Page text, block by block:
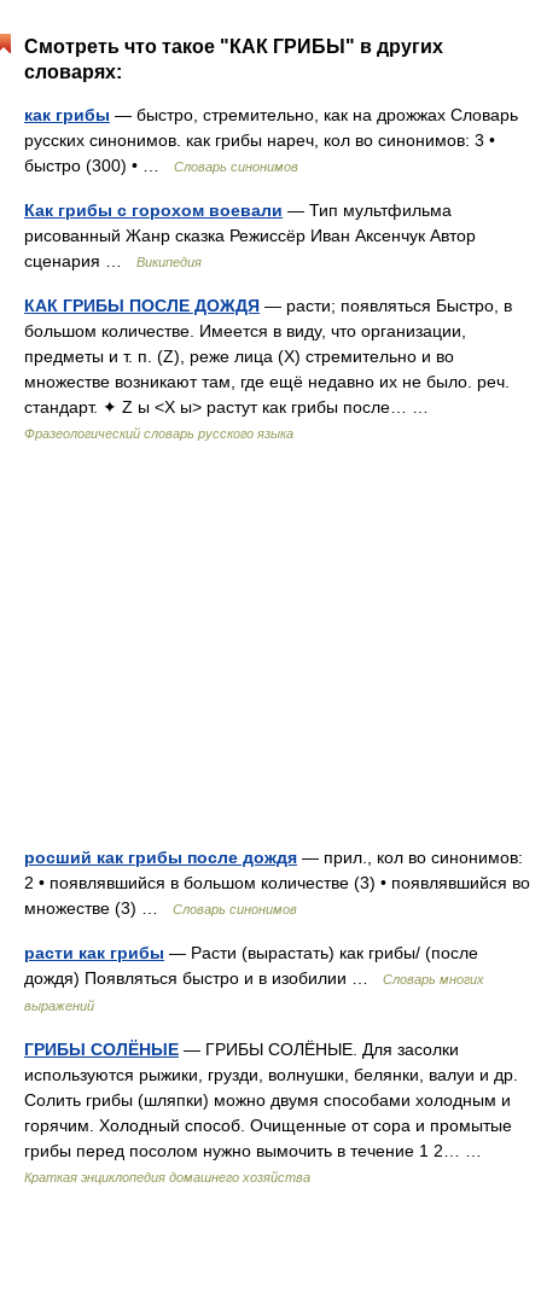
Смотреть что такое "КАК ГРИБЫ" в других
словарях:
как грибы — быстро, стремительно, как на дрожжах Словарь
русских синонимов. как грибы нареч, кол во синонимов: 3 •
быстро (300) • …
Словарь синонимов
Как грибы с горохом воевали — Тип мультфильма
рисованный Жанр сказка Режиссёр Иван Аксенчук Автор
сценария …
Википедия
КАК ГРИБЫ ПОСЛЕ ДОЖДЯ — расти; появляться Быстро, в
большом количестве. Имеется в виду, что организации,
предметы и т. п. (Z), реже лица (Х) стремительно и во
множестве возникают там, где ещё недавно их не было. реч.
стандарт. ✦ Z ы <X ы> растут как грибы после… …
Фразеологический словарь русского языка
росший как грибы после дождя — прил., кол во синонимов:
2 • появлявшийся в большом количестве (3) • появлявшийся во
множестве (3) …
Словарь синонимов
расти как грибы — Расти (вырастать) как грибы/ (после
дождя) Появляться быстро и в изобилии …
Словарь многих
выражений
ГРИБЫ СОЛЁНЫЕ — ГРИБЫ СОЛЁНЫЕ. Для засолки
используются рыжики, грузди, волнушки, белянки, валуи и др.
Солить грибы (шляпки) можно двумя способами холодным и
горячим. Холодный способ. Очищенные от сора и промытые
грибы перед посолом нужно вымочить в течение 1 2… …
Краткая энциклопедия домашнего хозяйства